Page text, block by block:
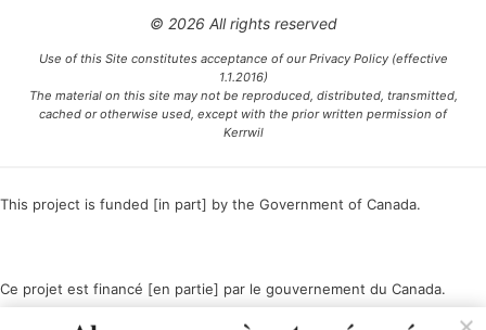
© 2026 All rights reserved
Use of this Site constitutes acceptance of our Privacy Policy (effective
1.1.2016)
The material on this site may not be reproduced, distributed, transmitted,
cached or otherwise used, except with the prior written permission of
Kerrwil
This project is funded [in part] by the Government of Canada.
Ce projet est financé [en partie] par le gouvernement du Canada.